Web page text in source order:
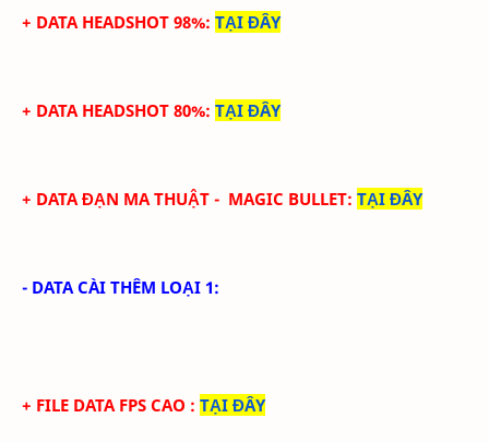
+ DATA HEADSHOT 98%: TẠI ĐÂY
+ DATA HEADSHOT 80%: TẠI ĐÂY
+ DATA ĐẠN MA THUẬT - MAGIC BULLET: TẠI ĐÂY
- DATA CÀI THÊM LOẠI 1:
+ FILE DATA FPS CAO : TẠI ĐÂY